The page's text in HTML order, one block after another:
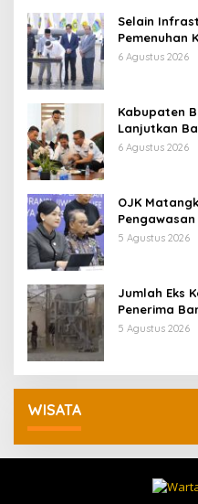
Selain
Pemenuhan
Jadi Fokus
6 Agustus 2026
Kabupaten
Lanjutkan
6 Agustus 2026
OJK
Pengawasan
5 Agustus 2026
Jumlah Eks
Penerima
KDM: Kita
5 Agustus 2026
WISATA